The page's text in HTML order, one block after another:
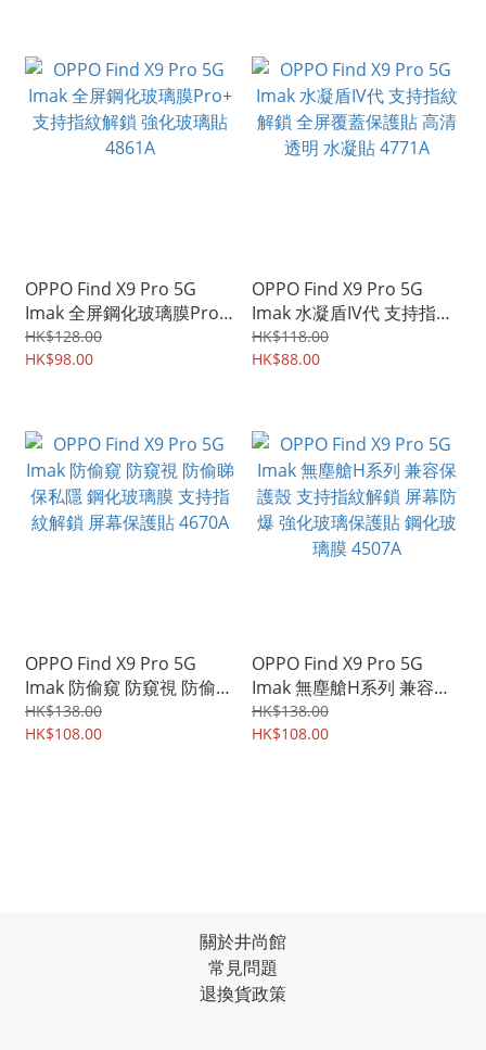
OPPO Find X9 Pro 5G
Imak 全屏鋼化玻璃膜Pro+
支持指紋解鎖 強化玻璃貼
4861A
HK$128.00
HK$98.00
OPPO Find X9 Pro 5G
Imak 水凝盾IV代 支持指紋
解鎖 全屏覆蓋保護貼 高清
透明 水凝貼 4771A
HK$118.00
HK$88.00
OPPO Find X9 Pro 5G
Imak 防偷窺 防窺視 防偷睇
保私隱 鋼化玻璃膜 支持指
紋解鎖 屏幕保護貼 4670A
HK$138.00
HK$108.00
OPPO Find X9 Pro 5G
Imak 無塵艙H系列 兼容保
護殼 支持指紋解鎖 屏幕防
爆 強化玻璃保護貼 鋼化玻
HK$138.00
HK$108.00
關於井尚館
常見問題
退換貨政策